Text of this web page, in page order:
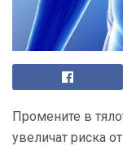
Промените в
увеличат риска